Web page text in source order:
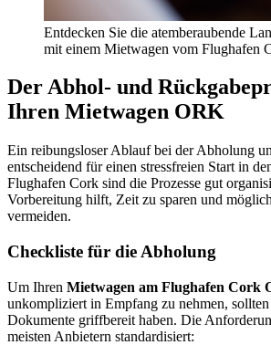
Entdecken Sie die atemberaubende
mit einem Mietwagen vom Flughafen
Der Abhol- und
Ihren Mietwagen ORK
Ein reibungsloser Ablauf bei der Abholung
entscheidend für einen stressfreien Start in
Flughafen Cork sind die Prozesse gut
Vorbereitung hilft, Zeit zu sparen und
vermeiden.
Checkliste für die Abholung
Um Ihren Mietwagen am Flughafen Cork
unkompliziert in Empfang zu nehmen,
Dokumente griffbereit haben. Die
meisten Anbietern standardisiert: